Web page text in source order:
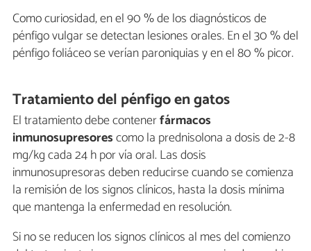
Como curiosidad, en el 90 % de los diagnósticos de
pénfigo vulgar se detectan lesiones orales. En el 30 % del
pénfigo foliáceo se verían paroniquias y en el 80 % picor.
Tratamiento del pénfigo en gatos
El tratamiento debe contenerfármacos
inmunosupresorescomo la prednisolona a dosis de 2-8
mg/kg cada 24 h por vía oral. Las dosis
inmunosupresoras deben reducirse cuando se comienza
la remisión de los signos clínicos, hasta la dosis mínima
que mantenga la enfermedad en resolución.
Si no se reducen los signos clínicos al mes del comienzo